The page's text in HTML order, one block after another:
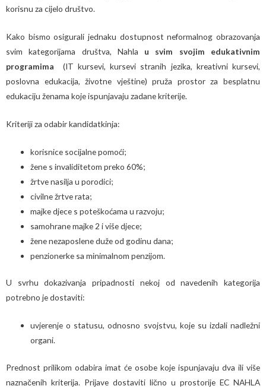
korisnu za cijelo društvo.
Kako bismo osigurali jednaku dostupnost neformalnog obrazovanja
svim kategorijama društva, Nahla u svim svojim edukativnim
programima (IT kursevi, kursevi stranih jezika, kreativni kursevi,
poslovna edukacija, životne vještine) pruža prostor za besplatnu
edukaciju ženama koje ispunjavaju zadane kriterije.
Kriteriji za odabir kandidatkinja:
korisnice socijalne pomoći;
žene s invaliditetom preko 60%;
žrtve nasilja u porodici;
civilne žrtve rata;
majke djece s poteškoćama u razvoju;
samohrane majke 2 i više djece;
žene nezaposlene duže od godinu dana;
penzionerke sa minimalnom penzijom.
U svrhu dokazivanja pripadnosti nekoj od navedenih kategorija
potrebno je dostaviti:
uvjerenje o statusu, odnosno svojstvu, koje su izdali nadležni
organi.
Prednost prilikom odabira imat će osobe koje ispunjavaju dva ili više
naznačenih kriterija. Prijave dostaviti lično u prostorije EC NAHLA